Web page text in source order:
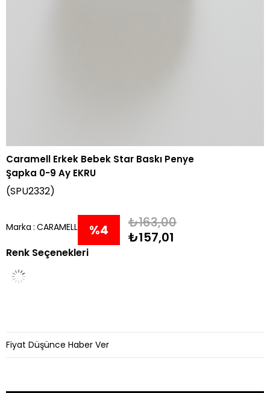
Caramell Erkek Bebek Star Baskı Penye
Şapka 0-9 Ay EKRU
(SPU2332)
Marka : CARAMELL %4
İndirim
₺163,00
₺157,01
Renk Seçenekleri
Fiyat Düşünce Haber Ver